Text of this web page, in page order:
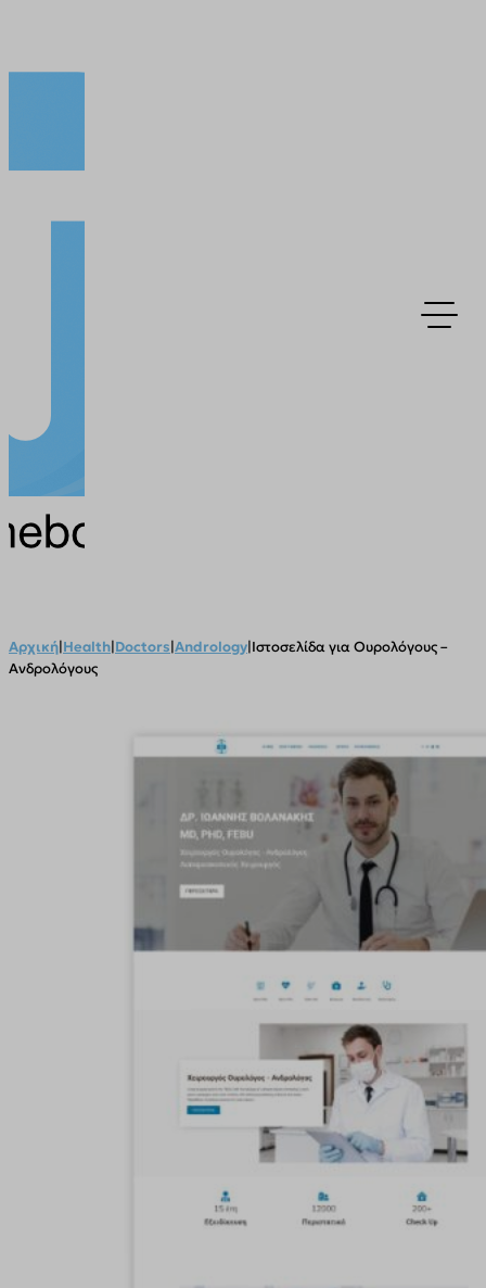
Αρχική|Health|Doctors|Andrology|Ιστοσελίδα για Ουρολόγους –
Ανδρολόγους